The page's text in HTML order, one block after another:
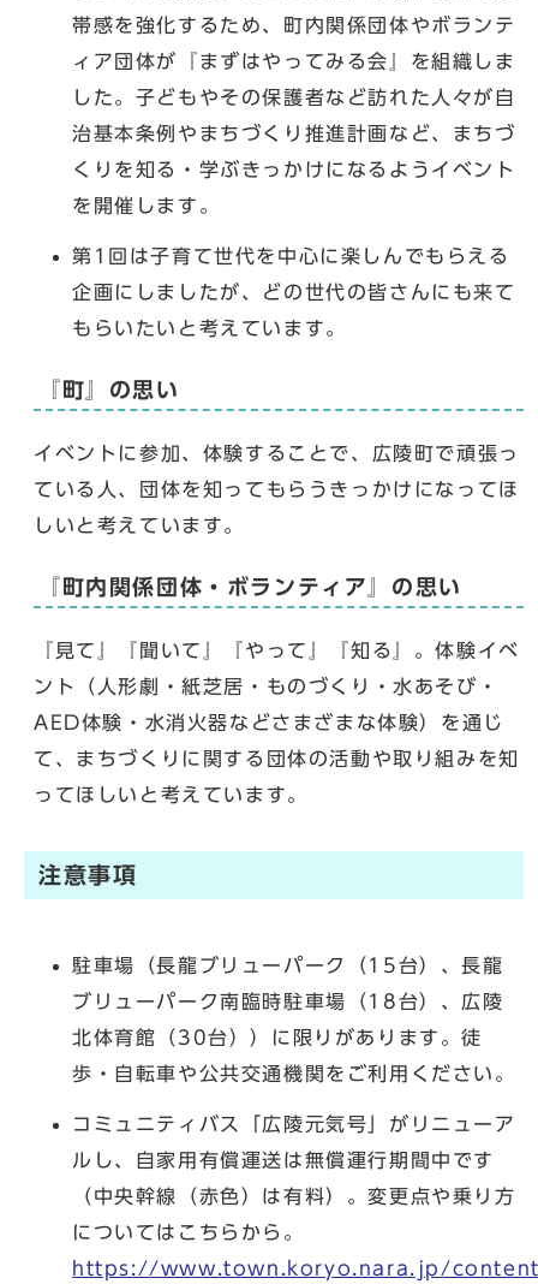
帯感を強化するため、町内関係団体やボランテ
ィア団体が『まずはやってみる会』を組織しま
した。子どもやその保護者など訪れた人々が自
治基本条例やまちづくり推進計画など、まちづ
くりを知る・学ぶきっかけになるようイベント
を開催します。
第1回は子育て世代を中心に楽しんでもらえる
企画にしましたが、どの世代の皆さんにも来て
もらいたいと考えています。
『町』の思い
イベントに参加、体験することで、広陵町で頑張っ
ている人、団体を知ってもらうきっかけになってほ
しいと考えています。
『町内関係団体・ボランティア』の思い
『見て』『聞いて』『やって』『知る』。体験イベ
ント（人形劇・紙芝居・ものづくり・水あそび・
AED体験・水消火器などさまざまな体験）を通じ
て、まちづくりに関する団体の活動や取り組みを知
ってほしいと考えています。
注意事項
駐車場（長龍ブリューパーク（15台）、長龍
ブリューパーク南臨時駐車場（18台）、広陵
北体育館（30台））に限りがあります。徒
歩・自転車や公共交通機関をご利用ください。
コミュニティバス「広陵元気号」がリニューア
ルし、自家用有償運送は無償運行期間中です
（中央幹線（赤色）は有料）。変更点や乗り方
についてはこちらから。
https://www.town.koryo.nara.jp/